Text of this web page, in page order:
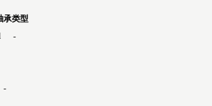
承类型
-
-